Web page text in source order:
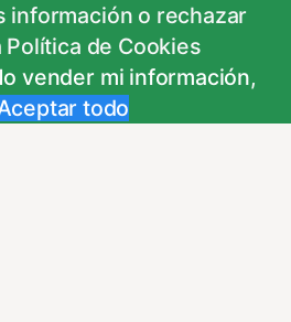
información o rechazar
de Cookies
vender mi información,
todo
necesarias para el
y pueden ser
más puedes dirigirte a
Si cambias los